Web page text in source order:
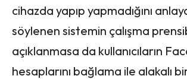
cihazda yapıp yapmadığını
söylenen sistemin çalışma
açıklanmasa da kullanıcıların
hesaplarını bağlama ile alakalı